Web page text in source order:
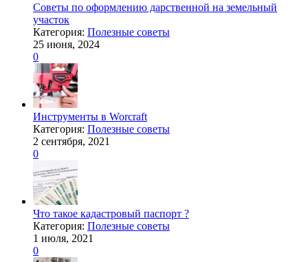
Советы по оформлению дарственной на земельный
участок
Категория: Полезные советы
25 июня, 2024
0
Инструменты в Worcraft
Категория: Полезные советы
2 сентября, 2021
0
Что такое кадастровый паспорт ?
Категория: Полезные советы
1 июля, 2021
0